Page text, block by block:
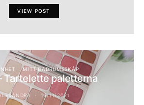
VIEW POST
MITT BADRUMSSKÅP
Tartelette paletterna
16/11/2021